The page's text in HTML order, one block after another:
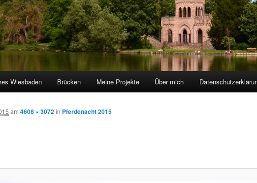
Wiesbaden Brücken Meine Projekte Über mich
am 4608 × 3072in Pferdenacht 2015